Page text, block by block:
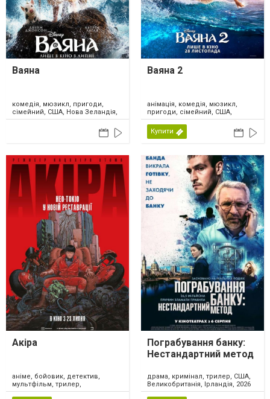
Ваяна
комедія, мюзикл, пригоди,
сімейний, США, Нова Зеландія,
2026
Ваяна 2
анімація, комедія, мюзикл,
пригоди, сімейний, США,
Канада, 2024
Купити
Акіра
аніме, бойовик, детектив,
мультфільм, трилер,
фантастика, Японія, 2026
Пограбування банку:
Нестандартний метод
драма, кримінал, трилер, США,
Великобританія, Ірландія, 2026